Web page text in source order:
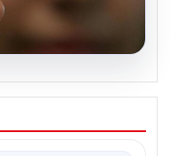
22 Mayıs: Altın
çıktı mı?